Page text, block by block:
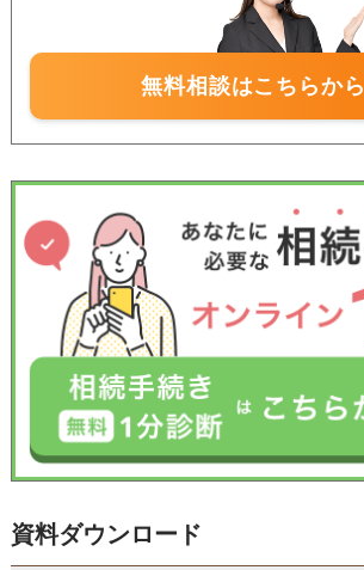
無料相談はこちらから
資料ダウンロード